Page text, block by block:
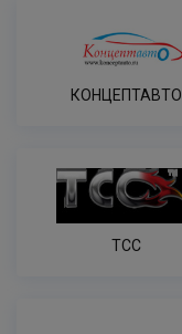
КОНЦЕПТАВТО
ТСС